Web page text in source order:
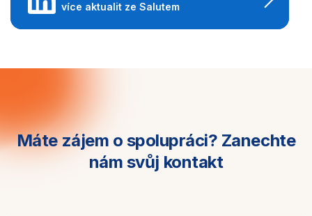
více aktualit ze Salutem
Máte zájem o spolupráci? Zanechte
nám svůj kontakt